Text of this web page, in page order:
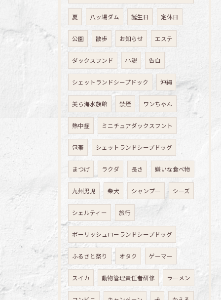
夏 八ッ場ダム 誕生日 定休日
公園 散歩 お知らせ エステ
ダックスフンド 小説 告白
シェットランドシープドック 沖縄
美ら海水族館 禁煙 ワンちゃん
熱中症 ミニチュアダックスフント
包帯 シェットランドシープドッグ
まつげ ラクダ 長さ 嫌いな食べ物
九州男児 柴犬 シャンプー シーズ
シェルティー 旅行
ポーリッシュローランドシープドッグ
ふるさと祭り オタク ゲーマー
スイカ 動物管理責任者研修 ラーメン